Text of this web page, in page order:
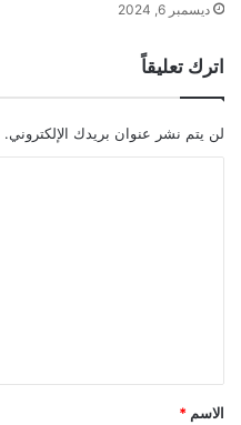
ديسمبر 6, 2024
اترك تعليقاً
لن يتم نشر عنوان بريدك الإلكتروني.
*
الاسم *